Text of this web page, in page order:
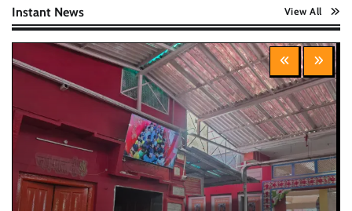
Instant News View All